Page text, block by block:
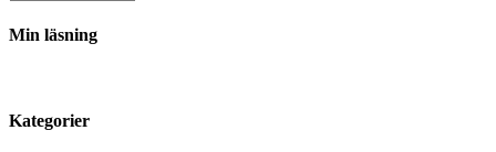
Min läsning
Kategorier